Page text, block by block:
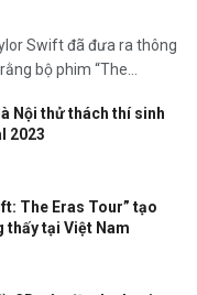
Swift đã đưa ra thông
bộ phim “The...
Nội thử thách thí sinh
2023
The Eras Tour” tạo
thấy tại Việt Nam